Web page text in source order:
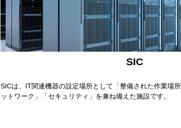
SIC
SICは、IT関連機器の設定場所として「整備された作業場
ットワーク」「セキュリティ」を兼ね備えた施設です。